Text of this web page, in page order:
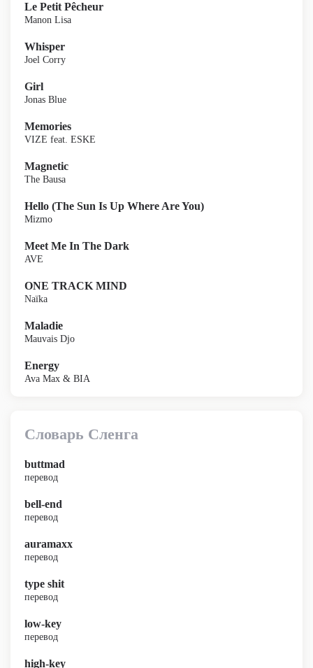
Le Petit Pêcheur
Manon Lisa
Whisper
Joel Corry
Girl
Jonas Blue
Memories
VIZE feat. ESKE
Magnetic
The Bausa
Hello (The Sun Is Up Where Are You)
Mizmo
Meet Me In The Dark
AVE
ONE TRACK MIND
Naïka
Maladie
Mauvais Djo
Energy
Ava Max & BIA
Словарь Сленга
buttmad
перевод
bell-end
перевод
auramaxx
перевод
type shit
перевод
low-key
перевод
high-key